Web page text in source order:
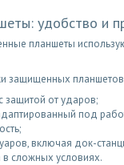
удобство и
планшеты
защищенных
защитой от ударов;
под
включая док-
в сложных условиях.